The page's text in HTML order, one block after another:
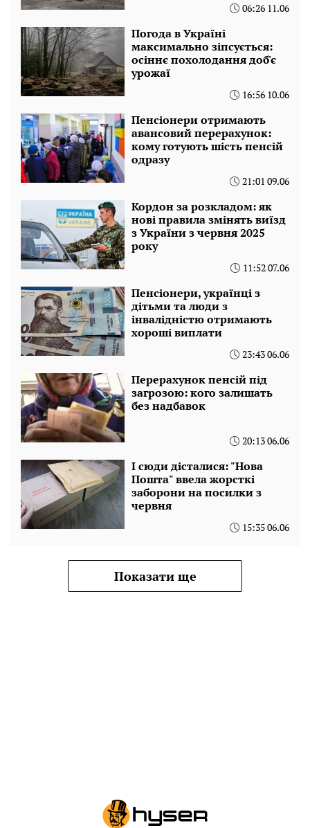
06:26 11.06
Погода в Україні
максимально зіпсується:
осіннє похолодання доб'є
урожаї
16:56 10.06
Пенсіонери отримають
авансовий перерахунок:
кому готують шість пенсій
одразу
21:01 09.06
Кордон за розкладом: як
нові правила змінять виїзд
з України з червня 2025
року
11:52 07.06
Пенсіонери, українці з
дітьми та люди з
інвалідністю отримають
хороші виплати
23:43 06.06
Перерахунок пенсій під
загрозою: кого залишать
без надбавок
20:13 06.06
І сюди дісталися: "Нова
Пошта" ввела жорсткі
заборони на посилки з
червня
15:35 06.06
Показати ще